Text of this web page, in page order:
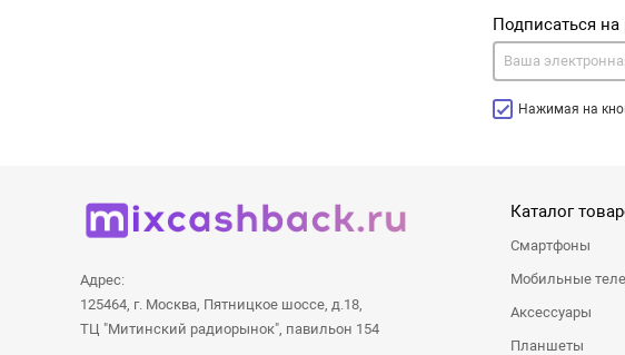
Подписаться на
Нажимая на
Адрес:
125464, г. Москва, Пятницкое шоссе, д.18,
ТЦ "Митинский радиорынок", павильон 154
Каталог
Смартфоны
Мобильные
Аксессуары
Планшеты